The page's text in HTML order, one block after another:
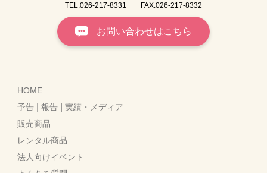
TEL:026-217-8331 FAX:026-217-8332
お問い合わせはこちら
HOME
予告 |報告 |実績・メディア
販売商品
レンタル商品
法人向けイベント